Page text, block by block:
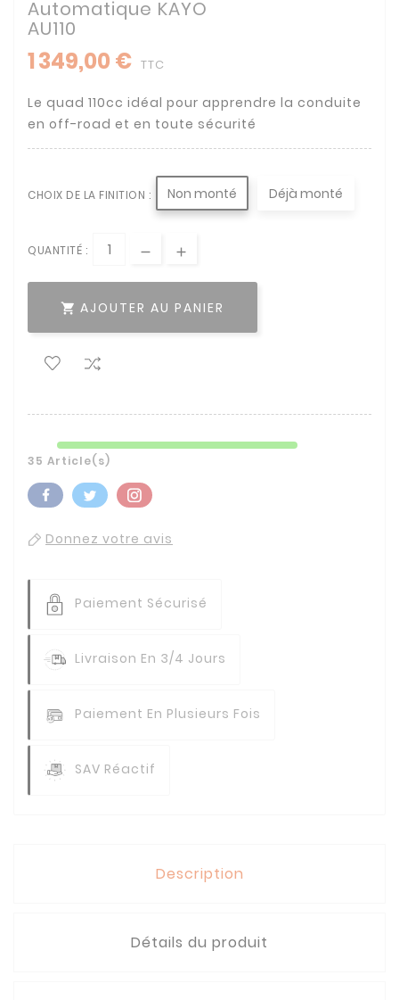
Automatique KAYO
AU110
1 349,00 € TTC
Le quad 110cc idéal pour apprendre la conduite
en off-road et en toute sécurité
CHOIX DE LA FINITION : Non monté Déjà monté
QUANTITÉ :
 AJOUTER AU PANIER
35 Article(s)
Donnez votre avis
Paiement Sécurisé
Livraison En 3/4 Jours
Paiement En Plusieurs Fois
SAV Réactif
Description
Détails du produit